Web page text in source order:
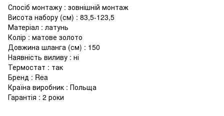
Спосіб монтажу : зовнішній монтаж
Висота набору (см) : 83,5-123,5
Матеріал : латунь
Колір : матове золото
Довжина шланга (см) : 150
Наявність виливу : ні
Термостат : так
Бренд : Rea
Країна виробник : Польща
Гарантія : 2 роки